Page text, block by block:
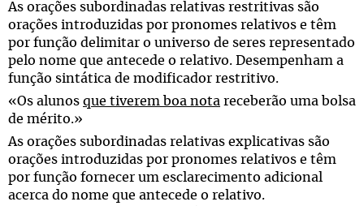
As orações subordinadas relativas restritivas são
orações introduzidas por pronomes relativos e têm
por função delimitar o universo de seres representado
pelo nome que antecede o relativo. Desempenham a
função sintática de modificador restritivo.
«Os alunos que tiverem boa nota receberão uma bolsa
de mérito.»
As orações subordinadas relativas explicativas são
orações introduzidas por pronomes relativos e têm
por função fornecer um esclarecimento adicional
acerca do nome que antecede o relativo.